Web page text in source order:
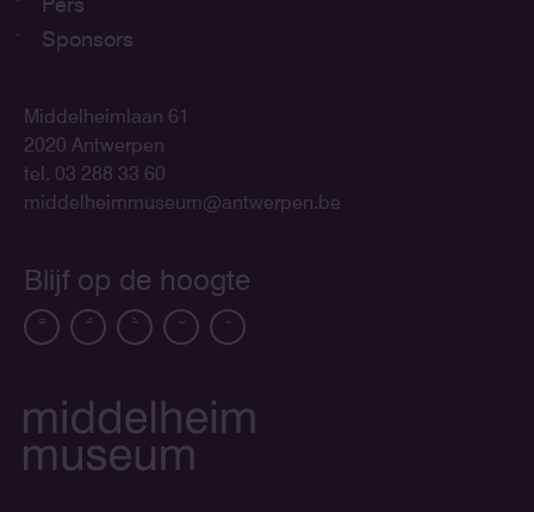
Sponsors
Middelheimlaan 61
2020 Antwerpen
tel. 03 288 33 60
middelheimmuseum@antwerpen.be
Blijf op de hoogte